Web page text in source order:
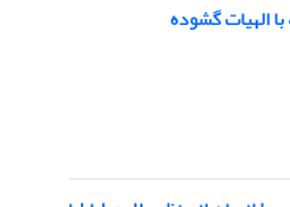
الهیات گشوده